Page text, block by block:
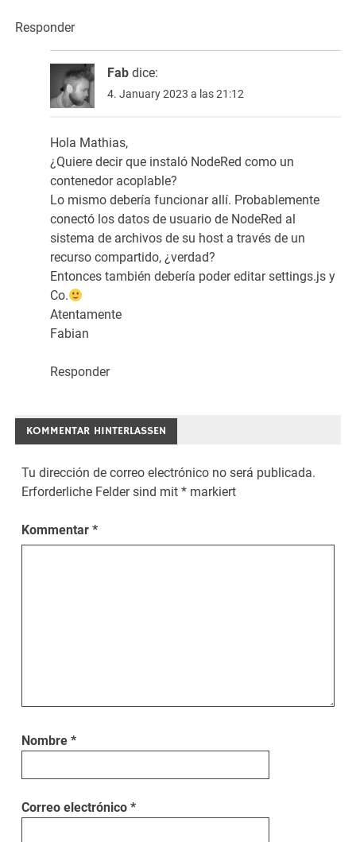
Responder
Fab dice:
4. January 2023 a las 21:12
Hola Mathias,
¿Quiere decir que instaló NodeRed como un
contenedor acoplable?
Lo mismo debería funcionar allí. Probablemente
conectó los datos de usuario de NodeRed al
sistema de archivos de su host a través de un
recurso compartido, ¿verdad?
Entonces también debería poder editar settings.js y
Co.
Atentamente
Fabian
Responder
KOMMENTAR HINTERLASSEN
Tu dirección de correo electrónico no será publicada.
Erforderliche Felder sind mit* markiert
Kommentar*
Nombre*
Correo electrónico*